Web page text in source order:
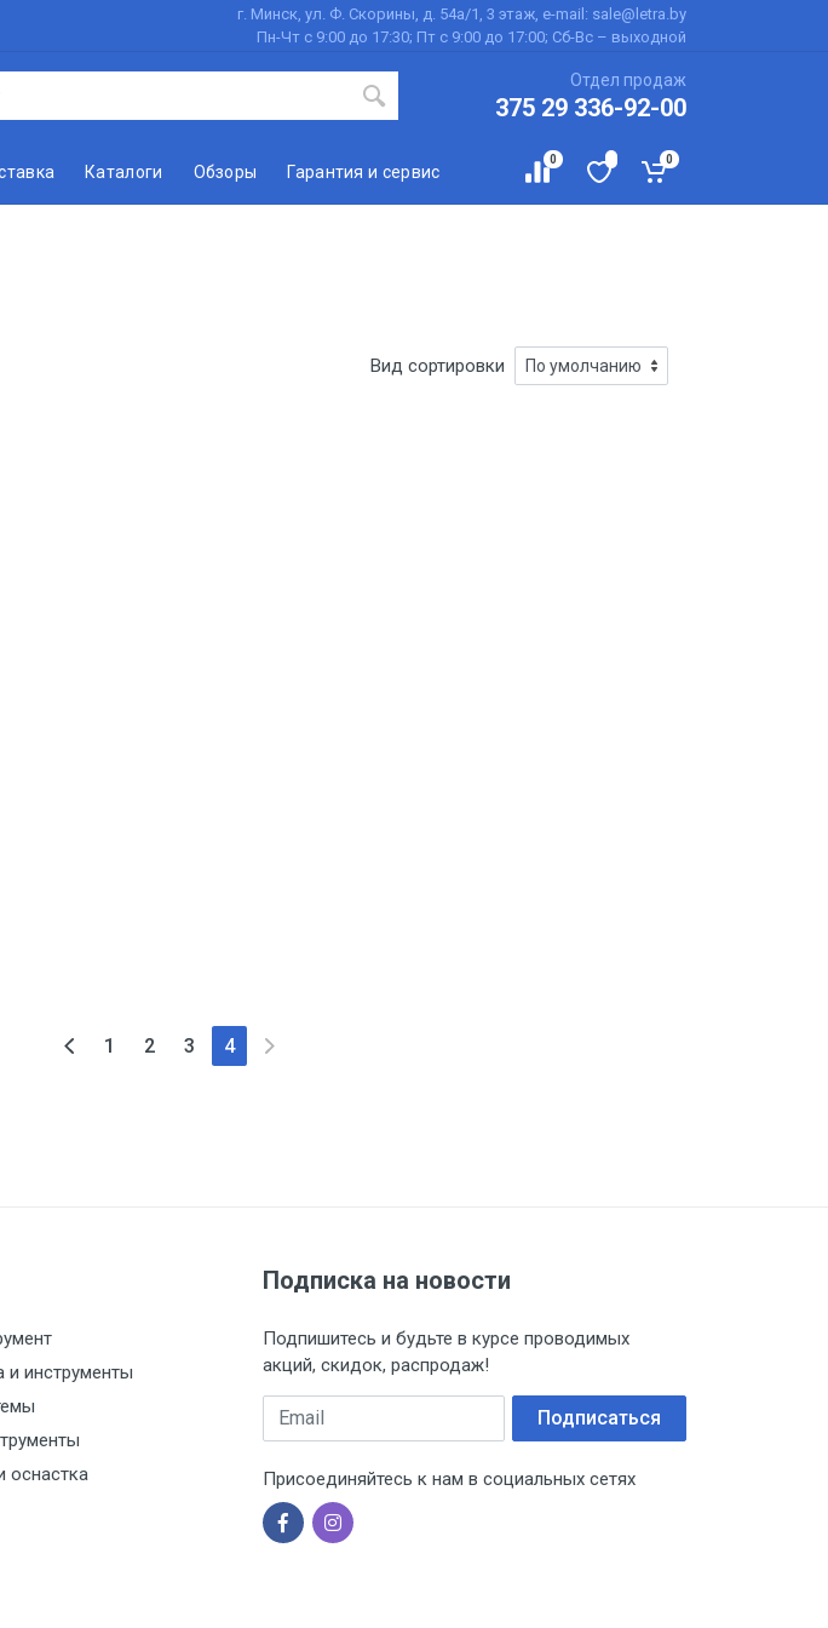
г. Минск, ул. Ф. Скорины, д. 54а/1, 3 этаж, e-mail: sale@letra.by
Пн-Чт с 9:00 до 17:30; Пт с 9:00 до 17:00; Сб-Вс – выходной
Отдел продаж
375 29 336-92-00
Каталоги Обзоры Гарантия и сервис
0 0
Вид сортировки
1 2 3 4
и инструменты
оснастка
Подписка на новости
Подпишитесь и будьте в курсе проводимых
акций, скидок, распродаж!
Email Подписаться
Присоединяйтесь к нам в социальных сетях